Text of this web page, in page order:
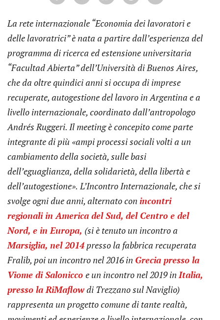
La rete internazionale “Economia dei lavoratori e
delle lavoratrici” è nata a partire dall’esperienza del
programma di ricerca ed estensione universitaria
“Facultad Abierta” dell’Università di Buenos Aires,
che da oltre quindici anni si occupa di imprese
recuperate, autogestione del lavoro in Argentina e a
livello internazionale, coordinato dall’antropologo
Andrés Ruggeri. Il meeting è concepito come parte
integrante di più «ampi processi sociali volti a un
cambiamento della società, sulle basi
dell’eguaglianza, della solidarietà, della libertà e
dell’autogestione». L’Incontro Internazionale, che si
svolge ogni due anni, alternato con incontri
regionali in America del Sud, del Centro e del
Nord, e in Europa, (si è tenuto un incontro a
Marsiglia, nel 2014 presso la fabbrica recuperata
Fralib, poi un incontro nel 2016 in Grecia presso la
Viome di Salonicco e un incontro nel 2019 inItalia,
presso la RiMaflowdi Trezzano sul Naviglio)
rappresenta un progetto comune di tante realtà,